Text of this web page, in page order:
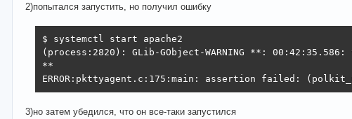
2)попытался запустить, но получил ошибку
$ systemctl start apache2
(process:2820): GLib-GObject-WARNING **:
**
ERROR:pkttyagent.c:175:main: assertion failed:
3)но затем убедился, что он все-таки запустился